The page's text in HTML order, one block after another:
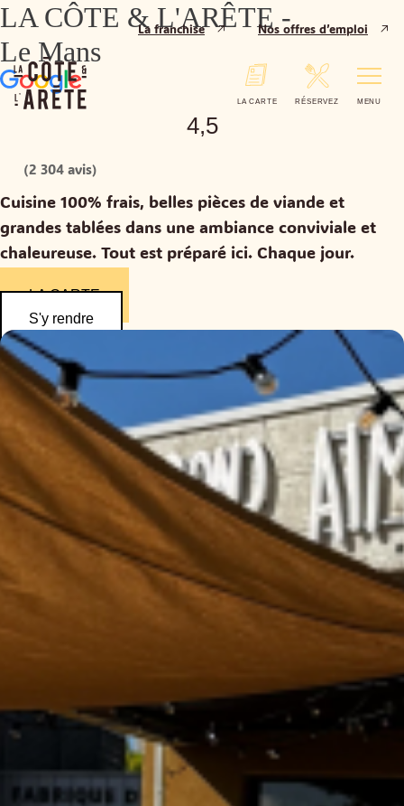
La franchise Nos offres d’emploi
LA CARTE RÉSERVEZ MENU
LA CÔTE & L'ARÊTE -
Le Mans
4,5
(2 304 avis)
Cuisine 100% frais, belles pièces de viande et
grandes tablées dans une ambiance conviviale et
chaleureuse. Tout est préparé ici. Chaque jour.
LA CARTE
S'y rendre